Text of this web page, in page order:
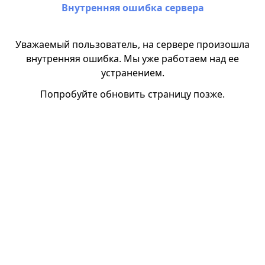
Внутренняя ошибка сервера
Уважаемый пользователь, на сервере произошла
внутренняя ошибка. Мы уже работаем над ее
устранением.
Попробуйте обновить страницу позже.